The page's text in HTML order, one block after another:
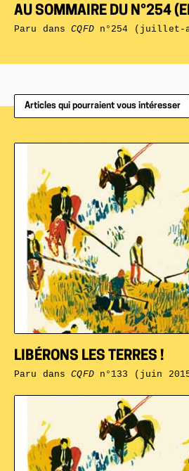
AU SOMMAIRE DU N°254
Paru dansCQFDn°254 (juillet-
Articles qui pourraient vous intéresser
LIBÉRONS LES TERRES !
Paru dansCQFDn°133 (juin